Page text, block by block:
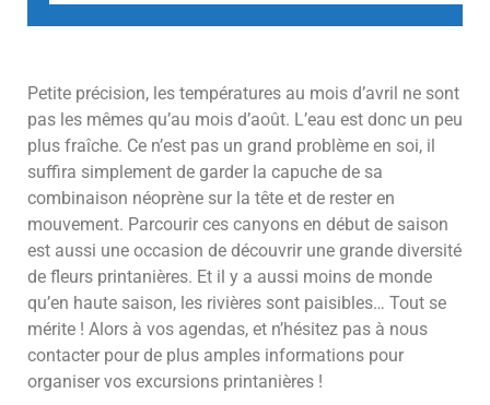
Petite précision, les températures au mois d’avril ne sont
pas les mêmes qu’au mois d’août. L’eau est donc un peu
plus fraîche. Ce n’est pas un grand problème en soi, il
suffira simplement de garder la capuche de sa
combinaison néoprène sur la tête et de rester en
mouvement. Parcourir ces canyons en début de saison
est aussi une occasion de découvrir une grande diversité
de fleurs printanières. Et il y a aussi moins de monde
qu’en haute saison, les rivières sont paisibles… Tout se
mérite ! Alors à vos agendas, et n’hésitez pas à nous
contacter pour de plus amples informations pour
organiser vos excursions printanières !